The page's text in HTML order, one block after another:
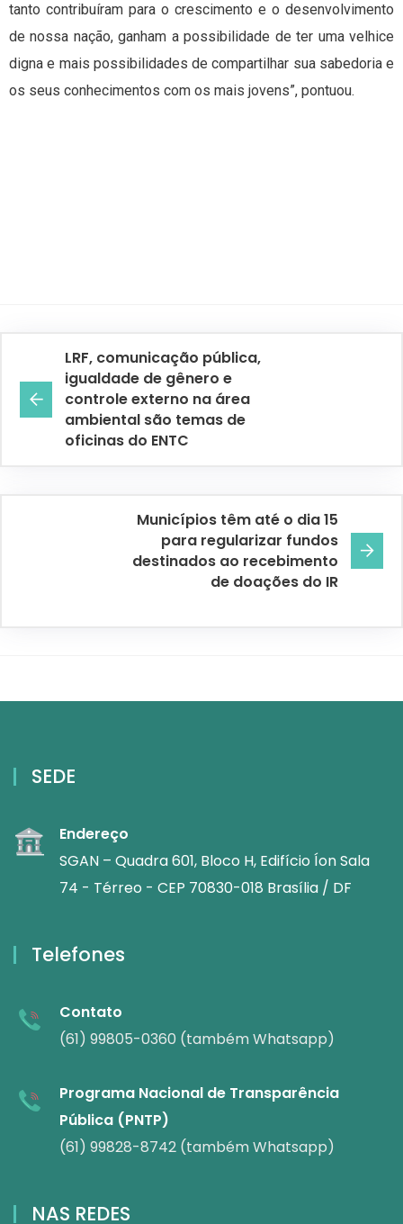
tanto contribuíram para o crescimento e o desenvolvimento
de nossa nação, ganham a possibilidade de ter uma velhice
digna e mais possibilidades de compartilhar sua sabedoria e
os seus conhecimentos com os mais jovens”, pontuou.
LRF, comunicação pública,
igualdade de gênero e
controle externo na área
ambiental são temas de
oficinas do ENTC
Municípios têm até o dia 15
para regularizar fundos
destinados ao recebimento
de doações do IR
SEDE
Endereço
SGAN – Quadra 601, Bloco H, Edifício Íon Sala
74 - Térreo - CEP 70830-018 Brasília / DF
Telefones
Contato
(61) 99805-0360 (também Whatsapp)
Programa Nacional de Transparência
Pública (PNTP)
(61) 99828-8742 (também Whatsapp)
NAS REDES